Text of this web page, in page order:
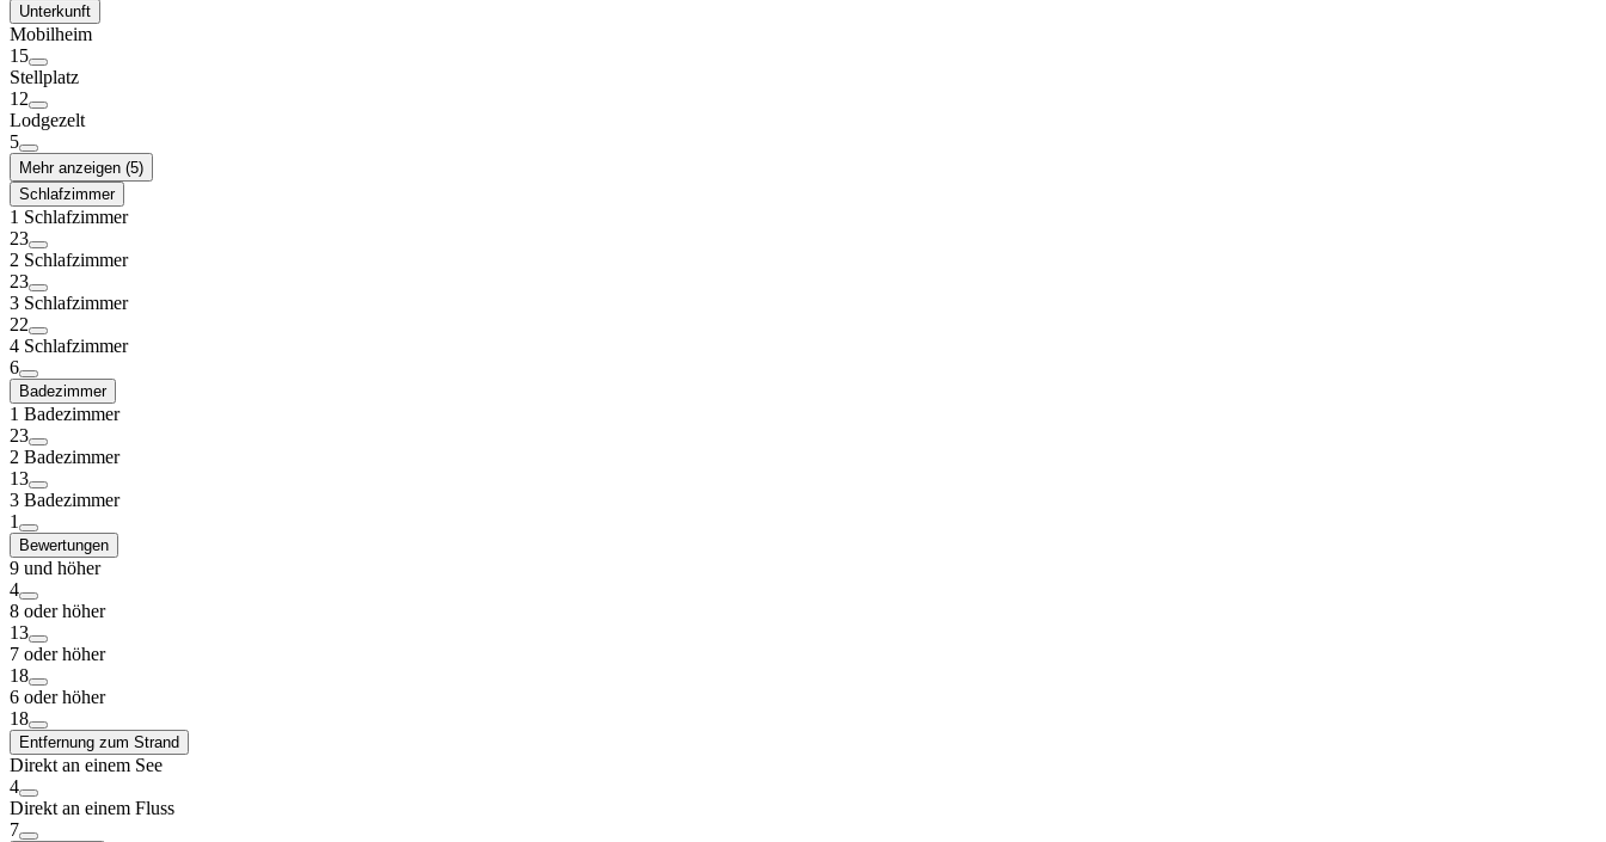
Unterkunft
Mobilheim
15
Stellplatz
12
Lodgezelt
5
Mehr anzeigen (5)
Schlafzimmer
1 Schlafzimmer
23
2 Schlafzimmer
23
3 Schlafzimmer
22
4 Schlafzimmer
6
Badezimmer
1 Badezimmer
23
2 Badezimmer
13
3 Badezimmer
1
Bewertungen
9 und höher
4
8 oder höher
13
7 oder höher
18
6 oder höher
18
Entfernung zum Strand
Direkt an einem See
4
Direkt an einem Fluss
7